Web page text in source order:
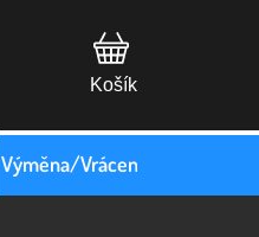
Výměna/Vrácení zboží